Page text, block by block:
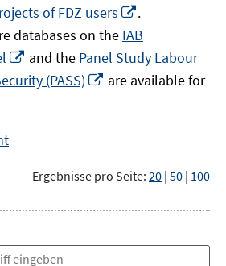
of FDZ users
neuem
Fenster
öffnen
.
databases on the IAB
In
neuem
Fenster
and the Panel Study Labour
(PASS)
In
are available for
Ergebnisse pro Seite: 20 | 50 | 100